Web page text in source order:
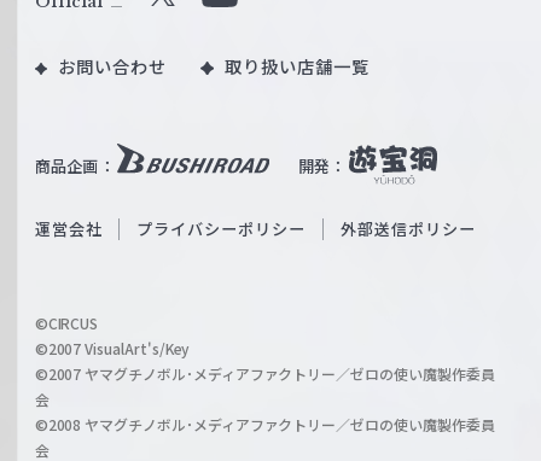
W
ß
c
a
r
z
商品企画： 開発：
X
u
b
O
i
l
お問い合わせ 取り扱い店舗一覧
運営会社 プライバシーポリシー 外部送信ポリシー
©CIRCUS
©2007 VisualArt's/Key
©2007 ヤマグチノボル･メディアファクトリー／ゼロの使い魔製作委員
会
©2008 ヤマグチノボル･メディアファクトリー／ゼロの使い魔製作委員
会